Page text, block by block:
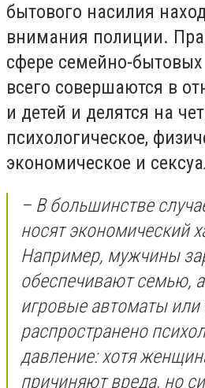
бытового насилия
внимания полиции.
сфере семейно-
всего совершаются в
и детей и делятся на
психологическое,
экономическое и
– В большинстве
носят экономический
Например, мужчины
обеспечивают семью, а
игровые автоматы или
распространено
давление: хотя
причиняют вреда, но